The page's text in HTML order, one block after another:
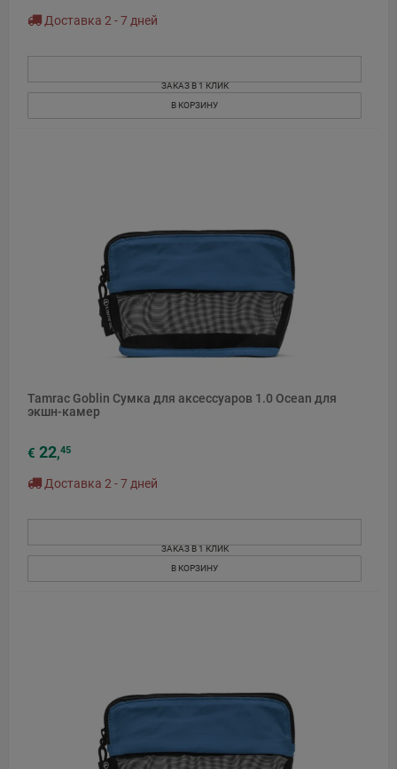
Доставка 2 - 7 дней
ЗАКАЗ В 1 КЛИК
В КОРЗИНУ
Tamrac Goblin Сумка для аксессуаров 1.0 Ocean для
экшн-камер
€ 22,45
Доставка 2 - 7 дней
ЗАКАЗ В 1 КЛИК
В КОРЗИНУ